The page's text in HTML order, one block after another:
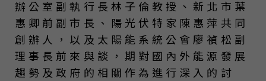
辦公室副執行長林子倫教授、新北市葉
惠卿前副市長、陽光伏特家陳惠萍共同
創辦人，以及太陽能系統公會廖禎松副
理事長前來與談，期對國內外能源發展
趨勢及政府的相關作為進行深入的討